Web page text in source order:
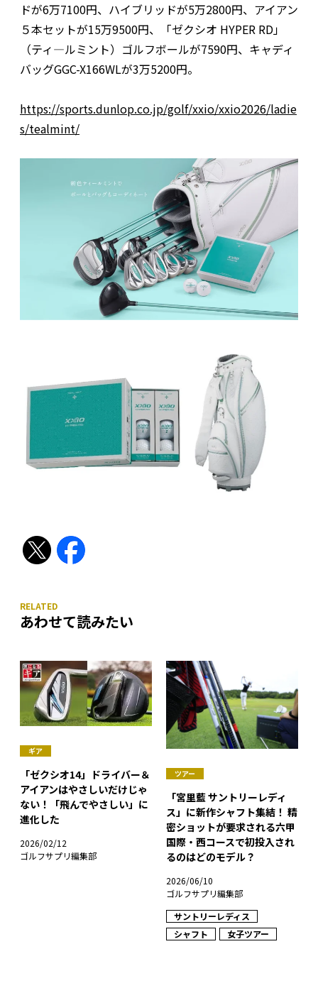
ドが6万7100円、ハイブリッドが5万2800円、アイアン
５本セットが15万9500円、「ゼクシオ HYPER RD」
（ティ―ルミント）ゴルフボールが7590円、キャディ
バッグGGC-X166WLが3万5200円。
https://sports.dunlop.co.jp/golf/xxio/xxio2026/ladie
s/tealmint/
あわせて読みたい
ギア
「ゼクシオ14」ドライバー＆
アイアンはやさしいだけじゃ
ない！「飛んでやさしい」に
進化した
2026/02/12
ゴルフサプリ編集部
ツアー
「宮里藍 サントリーレディ
ス」に新作シャフト集結！ 精
密ショットが要求される六甲
国際・西コースで初投入され
るのはどのモデル？
2026/06/10
ゴルフサプリ編集部
サントリーレディス
シャフト
女子ツアー